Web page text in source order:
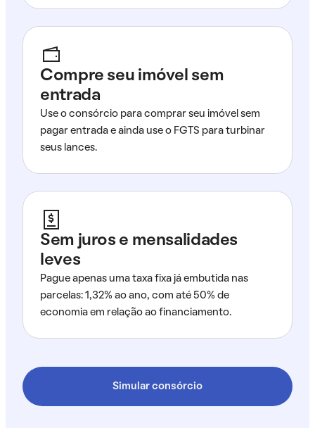
Compre seu imóvel sem
entrada
Use o consórcio para comprar seu imóvel sem
pagar entrada e ainda use o FGTS para turbinar
seus lances.
Sem juros e mensalidades
leves
Pague apenas uma taxa fixa já embutida nas
parcelas: 1,32% ao ano, com até 50% de
economia em relação ao financiamento.
Simular consórcio